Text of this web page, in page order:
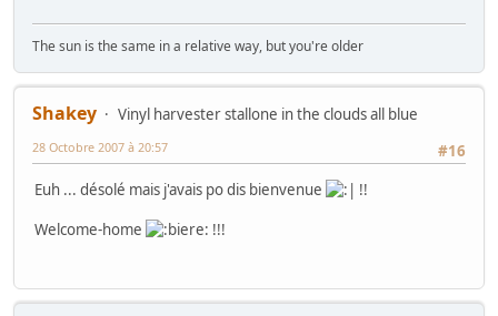
The sun is the same in a relative way, but you're older
Shakey
Vinyl harvester stallone in the clouds all blue
#16
28 Octobre 2007 à 20:57
Euh ... désolé mais j'avais po dis bienvenue
!!
Welcome-home
!!!